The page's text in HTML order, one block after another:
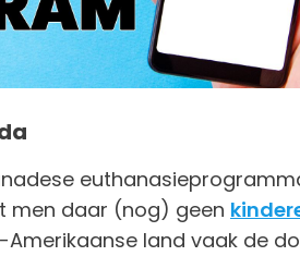
men daar (nog) geen
land vaak de